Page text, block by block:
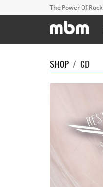
The Power Of Rock
SHOP / CD